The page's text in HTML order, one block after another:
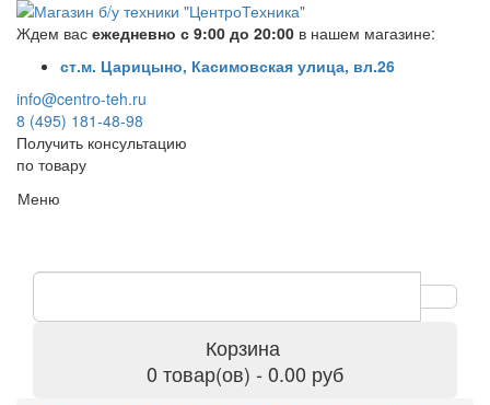
Ждем вас ежедневно с 9:00 до 20:00 в нашем магазине:
ст.м. Царицыно, Касимовская улица, вл.26
info@centro-teh.ru
8 (495) 181-48-98
Получить консультацию
по товару
Меню
Корзина
0 товар(ов) - 0.00 руб